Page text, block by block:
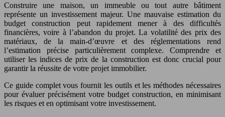
Construire une maison, un immeuble ou tout autre bâtiment
représente un investissement majeur. Une mauvaise estimation du
budget construction peut rapidement mener à des difficultés
financières, voire à l’abandon du projet. La volatilité des prix des
matériaux, de la main-d’œuvre et des réglementations rend
l’estimation précise particulièrement complexe. Comprendre et
utiliser les indices de prix de la construction est donc crucial pour
garantir la réussite de votre projet immobilier.
Ce guide complet vous fournit les outils et les méthodes nécessaires
pour évaluer précisément votre budget construction, en minimisant
les risques et en optimisant votre investissement.